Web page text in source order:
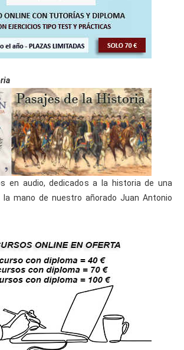
en audio, dedicados a la historia de una
la mano de nuestro añorado Juan Antonio